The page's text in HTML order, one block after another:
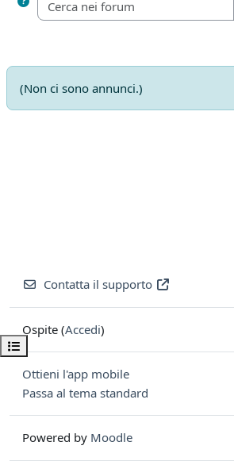
Apri indice del corso
(Non ci sono annunci.)
Contatta il supporto
Ospite (Accedi)
Ottieni l'app mobile
Passa al tema standard
Powered by Moodle